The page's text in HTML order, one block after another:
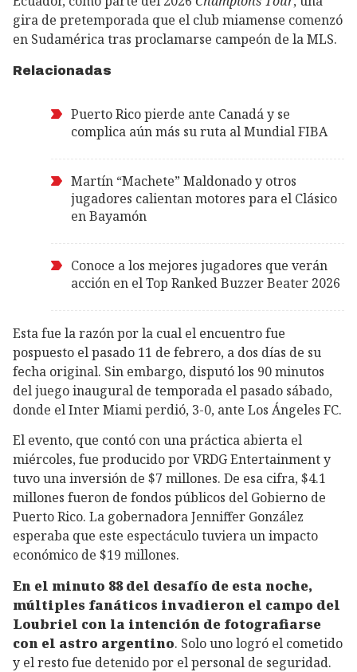
gira de pretemporada que el club miamense comenzó
en Sudamérica tras proclamarse campeón de la MLS.
Relacionadas
Puerto Rico pierde ante Canadá y se
complica aún más su ruta al Mundial FIBA
Martín “Machete” Maldonado y otros
jugadores calientan motores para el Clásico
en Bayamón
Conoce a los mejores jugadores que verán
acción en el Top Ranked Buzzer Beater 2026
Esta fue la razón por la cual el encuentro fue
pospuesto el pasado 11 de febrero, a dos días de su
fecha original. Sin embargo, disputó los 90 minutos
del juego inaugural de temporada el pasado sábado,
donde el Inter Miami perdió, 3-0, ante Los Ángeles FC.
El evento, que contó con una práctica abierta el
miércoles, fue producido por VRDG Entertainment y
tuvo una inversión de $7 millones. De esa cifra, $4.1
millones fueron de fondos públicos del Gobierno de
Puerto Rico. La gobernadora Jenniffer González
esperaba que este espectáculo tuviera un impacto
económico de $19 millones.
En el minuto 88 del desafío de esta noche,
múltiples fanáticos invadieron el campo del
Loubriel con la intención de fotografiarse
con el astro argentino. Solo uno logró el cometido
y el resto fue detenido por el personal de seguridad.